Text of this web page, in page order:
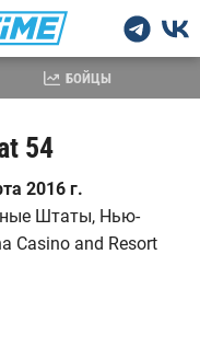
54
2016 г.
Штаты, Нью-
Casino and Resort
БОЙЦЫ